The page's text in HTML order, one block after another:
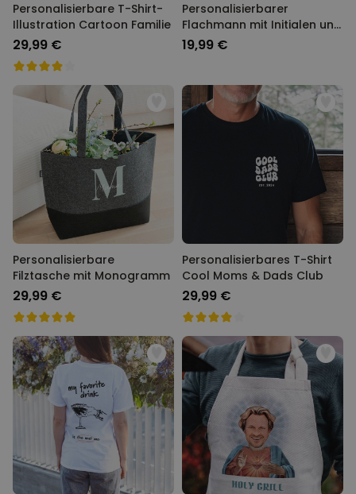
Personalisierbare T-Shirt-
Illustration Cartoon Familie
29,99 €
Personalisierbarer
Flachmann mit Initialen und
Text
19,99 €
Personalisierbare
Filztasche mit Monogramm
29,99 €
Personalisierbares T-Shirt
Cool Moms & Dads Club
29,99 €